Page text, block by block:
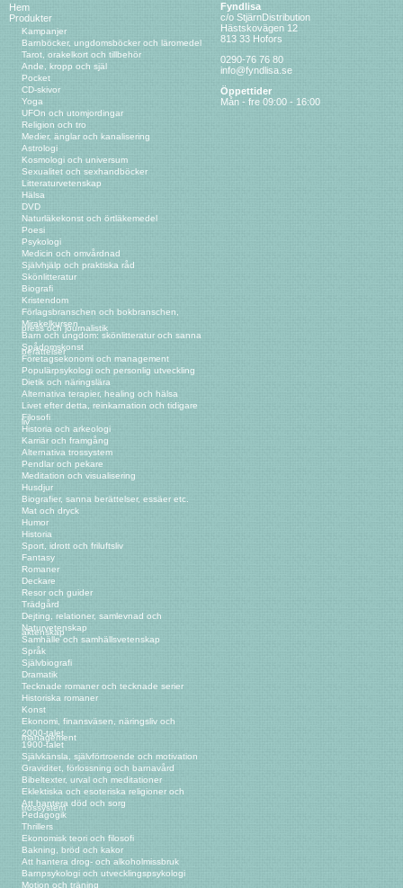
Hem
Produkter
Kampanjer
Barnböcker, ungdomsböcker och läromedel
Tarot, orakelkort och tillbehör
Ande, kropp och själ
Pocket
CD-skivor
Yoga
UFOn och utomjordingar
Religion och tro
Medier, änglar och kanalisering
Astrologi
Kosmologi och universum
Sexualitet och sexhandböcker
Litteraturvetenskap
Hälsa
DVD
Naturläkekonst och örtläkemedel
Poesi
Psykologi
Medicin och omvårdnad
Självhjälp och praktiska råd
Skönlitteratur
Biografi
Kristendom
Förlagsbranschen och bokbranschen,
press och journalistik
Mirakelkursen
Barn och ungdom: skönlitteratur och sanna
berättelser
Spådomskonst
Företagsekonomi och management
Populärpsykologi och personlig utveckling
Dietik och näringslära
Alternativa terapier, healing och hälsa
Livet efter detta, reinkarnation och tidigare
liv
Filosofi
Historia och arkeologi
Karriär och framgång
Alternativa trossystem
Pendlar och pekare
Meditation och visualisering
Husdjur
Biografier, sanna berättelser, essäer etc.
Mat och dryck
Humor
Historia
Sport, idrott och friluftsliv
Fantasy
Romaner
Deckare
Resor och guider
Trädgård
Dejting, relationer, samlevnad och
äktenskap
Naturvetenskap
Samhälle och samhällsvetenskap
Språk
Självbiografi
Dramatik
Tecknade romaner och tecknade serier
Historiska romaner
Konst
Ekonomi, finansväsen, näringsliv och
management
2000-talet
1900-talet
Självkänsla, självförtroende och motivation
Graviditet, förlossning och barnavård
Bibeltexter, urval och meditationer
Eklektiska och esoteriska religioner och
trossystem
Att hantera död och sorg
Pedagogik
Thrillers
Ekonomisk teori och filosofi
Bakning, bröd och kakor
Att hantera drog- och alkoholmissbruk
Barnpsykologi och utvecklingspsykologi
Motion och träning
Fyndlisa
c/o StjärnDistribution
Hästskovägen 12
813 33 Hofors
0290-76 76 80
info@fyndlisa.se
Öppettider
Mån - fre 09:00 - 16:00